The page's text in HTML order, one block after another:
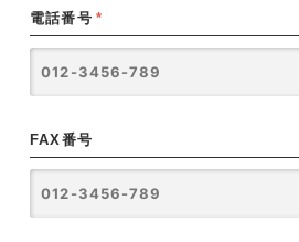
電話番号 *
FAX番号